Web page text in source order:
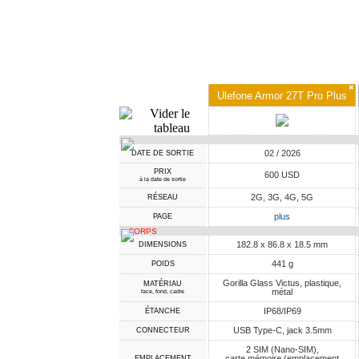
✖
Ulefone Armor 27T Pro Plus
DATE DE SORTIE 02 / 2026
PRIX
à la date de sortie 600 USD
RÉSEAU 2G, 3G, 4G, 5G
PAGE plus
CORPS
DIMENSIONS 182.8 x 86.8 x 18.5 mm
POIDS 441 g
MATÉRIAU
face, fond, cadre
Gorilla Glass Victus, plastique,
métal
ÉTANCHE IP68/IP69
CONNECTEUR USB Type-C, jack 3.5mm
2 SIM (Nano-SIM),